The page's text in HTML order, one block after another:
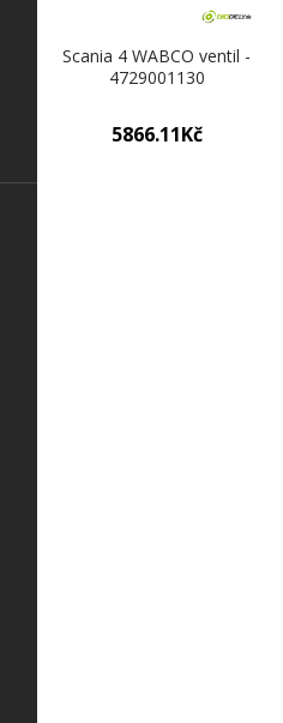
Scania 4 WABCO ventil -
4729001130
5866.11Kč